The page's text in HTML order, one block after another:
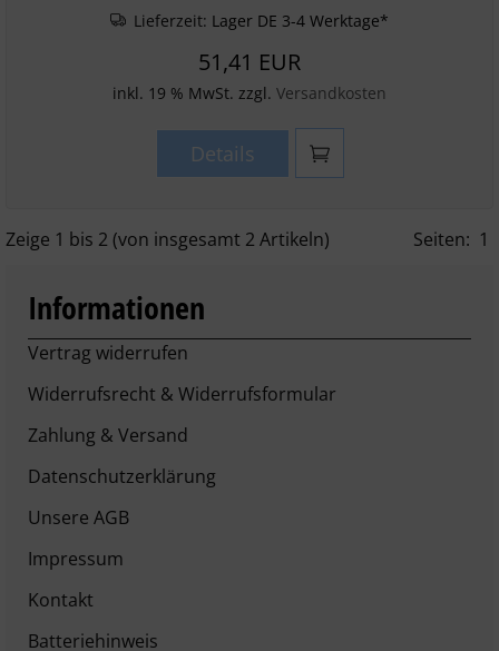
Lieferzeit: Lager DE 3-4 Werktage*
51,41 EUR
inkl. 19 % MwSt. zzgl. Versandkosten
Details
Zeige 1 bis 2 (von insgesamt 2 Artikeln) Seiten: 1
Informationen
Vertrag widerrufen
Widerrufsrecht & Widerrufsformular
Zahlung & Versand
Datenschutzerklärung
Unsere AGB
Impressum
Kontakt
Batteriehinweis